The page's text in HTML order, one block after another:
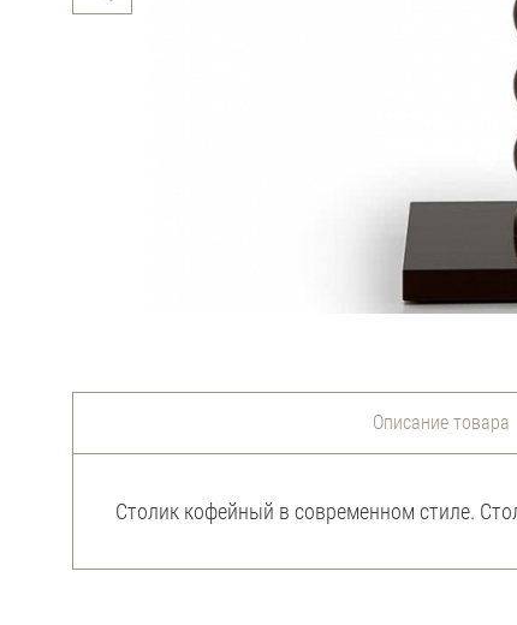
Описание товара
Столик кофейный в современном стиле.